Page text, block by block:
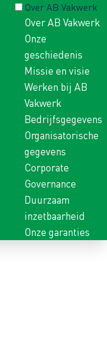
Over AB Vakwerk
Over AB Vakwerk
Onze
geschiedenis
Missie en visie
Werken bij AB
Vakwerk
Bedrijfsgegevens
Organisatorische
gegevens
Corporate
Governance
Duurzaam
inzetbaarheid
Onze garanties